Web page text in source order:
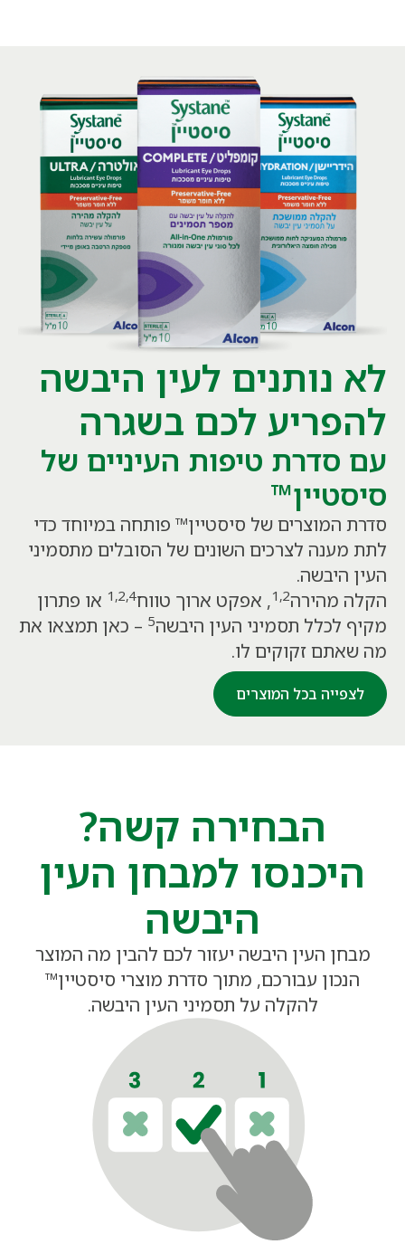
לא נותנים לעין היבשה
להפריע לכם בשגרה
עם סדרת טיפות העיניים של
סיסטיין™
סדרת המוצרים של סיסטיין™ פותחה במיוחד כדי
לתת מענה לצרכים השונים של הסובלים מתסמיני
העין היבשה.
הקלה מהירה1,2, אפקט ארוך טווח1,2,4 או פתרון
מקיף לכלל תסמיני העין היבשה5 – כאן תמצאו את
מה שאתם זקוקים לו.
לצפייה בכל המוצרים
הבחירה קשה?
היכנסו למבחן העין
היבשה
מבחן העין היבשה יעזור לכם להבין מה המוצר
הנכון עבורכם, מתוך סדרת מוצרי סיסטיין™
להקלה על תסמיני העין היבשה.